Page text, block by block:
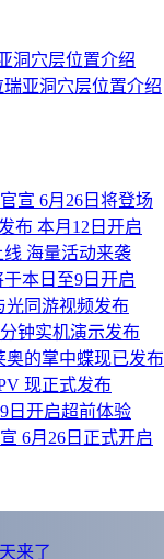
亚洞穴层位置介绍
宣 6月26日将登场
布 本月12日开启
海量活动来袭
本日至9日开启
光同游视频发布
钟实机演示发布
奥的掌中蝶现已发布
现正式发布
日开启超前体验
6月26日正式开启
来了